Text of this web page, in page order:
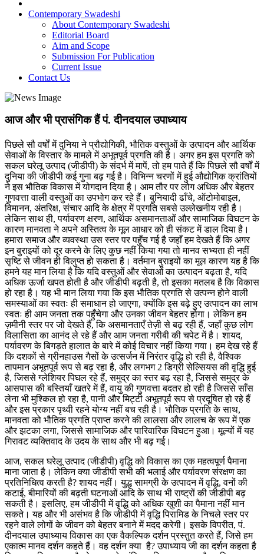
Contemporary Swadeshi
About Contemporary Swadeshi
Editorial Board
Aim and Scope
Submission For Publication
Current Issue
Contact Us
आज और भी प्रासंगिक हैं पं. दीनदयाल उपाध्याय
पिछले सौ वर्षों में दुनिया ने प्रौद्योगिकी, भौतिक वस्तुओं के उत्पादन और आर्थिक
सेवाओं के विस्तार के मामले में अभूतपूर्व प्रगति की है। अगर हम इस प्रगति को
सकल घरेलू उत्पाद (जीडीपी) के संदर्भ में मापें, तो हम पाते हैं कि पिछले सौ वर्षों में
दुनिया की जीडीपी कई गुना बढ़ गई है। विभिन्न चरणों में हुई औद्योगिक क्रांतियों
ने इस भौतिक विकास में योगदान दिया है। आम तौर पर लोग अधिक और बेहतर
गुणवत्ता वाली वस्तुओं का उपभोग कर रहे हैं। बुनियादी ढाँचे, ऑटोमोबाइल,
विमानन, अंतरिक्ष, संचार आदि के क्षेत्र में प्रगति सबसे उल्लेखनीय रही है।
लेकिन साथ ही, पर्यावरण क्षरण, आर्थिक असमानताओं और सामाजिक विघटन के
कारण मानवता ने अपने अस्तित्व के मूल आधार को ही संकट में डाल दिया है।
हमारा समाज और व्यवस्था उस स्तर पर पहुँच गई है जहाँ हम देखते हैं कि अगर
इन बुराइयों को दूर करने के लिए कुछ नहीं किया गया तो मानव सभ्यता ही नहीं
सृष्टि से जीवन ही विलुप्त हो सकता है। वर्तमान बुराइयों का मूल कारण यह है कि
हमने यह मान लिया है कि यदि वस्तुओं और सेवाओं का उत्पादन बढ़ता है, यदि
अधिक ऊर्जा खपत होती है और जीडीपी बढ़ती है, तो इसका मतलब है कि विकास
हो रहा है। यह भी मान लिया गया कि इस भौतिक प्रगति से उत्पन्न होने वाली
समस्याओं का स्वतः ही समाधान हो जाएगा, क्योंकि इस बढ़े हुए उत्पादन का लाभ
स्वतः ही आम जनता तक पहुँचेगा और उनका जीवन बेहतर होगा। लेकिन हम
ज़मीनी स्तर पर जो देखते हैं, कि असमानताएँ तेज़ी से बढ़ रही हैं, जहाँ कुछ लोग
विलासिता का आनंद ले रहे हैं और आम जनता गरीबी की चपेट में है। शायद,
पर्यावरण के बिगड़ते हालात के बारे में कोई विचार नहीं किया गया। हम देख रहे हैं
कि दशकों से ग्रीनहाउस गैसों के उत्सर्जन में निरंतर वृद्धि हो रही है, वैश्विक
तापमान अभूतपूर्व रूप से बढ़ रहा है, और लगभग 2 डिग्री सेल्सियस की वृद्धि हुई
है, जिससे ग्लेशियर पिघल रहे हैं, समुद्र का स्तर बढ़ रहा है, जिससे समुद्र के
आसपास की बस्तियाँ खतरे में हैं, वायु की गुणवत्ता बदतर हो रही है जिससे साँस
लेना भी मुश्किल हो रहा है, पानी और मिट्टी अभूतपूर्व रूप से प्रदूषित हो रहे हैं
और इस प्रकार पृथ्वी रहने योग्य नहीं बच रही है। भौतिक प्रगति के साथ,
मानवता को भौतिक प्रगति प्राप्त करने की लालसा और लालच के रूप में एक
और झटका लगा, जिससे सामाजिक और पारिवारिक विघटन हुआ। मूल्यों में यह
गिरावट व्यक्तिवाद के उदय के साथ और भी बढ़ गई।
आज, सकल घरेलू उत्पाद (जीडीपी) वृद्धि को विकास का एक महत्वपूर्ण पैमाना
माना जाता है। लेकिन क्या जीडीपी सभी की भलाई और पर्यावरण संरक्षण का
प्रतिनिधित्व करती है? शायद नहीं। युद्ध सामग्री के उत्पादन में वृद्धि, वनों की
कटाई, बीमारियों की बढ़ती घटनाओं आदि के साथ भी राष्ट्रों की जीडीपी बढ़
सकती है। इसलिए, हम जीडीपी में वृद्धि को अधिक खुशी का पैमाना नहीं मान
सकते। यह और भी असंभव है कि जीडीपी में वृद्धि पिरामिड के निचले स्तर पर
रहने वाले लोगों के जीवन को बेहतर बनाने में मदद करेगी। इसके विपरीत, पं.
दीनदयाल उपाध्याय विकास का एक वैकल्पिक दर्शन प्रस्तुत करते हैं, जिसे हम
एकात्म मानव दर्शन कहते हैं। वह दर्शन क्या है? उपाध्याय जी का दर्शन कहता है